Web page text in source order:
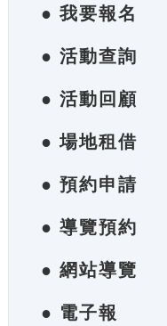
● 我要報名
● 活動查詢
● 活動回顧
● 場地租借
● 預約申請
● 導覽預約
● 網站導覽
● 電子報